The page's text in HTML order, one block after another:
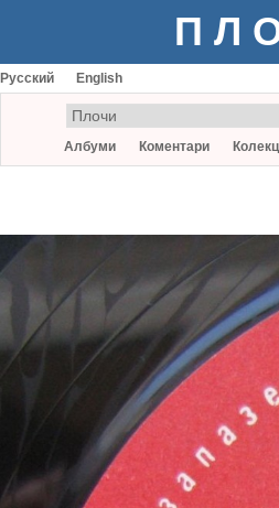
Русский English
Албуми Коментари